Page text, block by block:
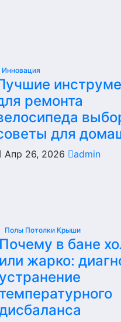
Инновация
ремонта
для
Апр 26, 2026 admin
Полы Потолки Крыши
Почему в бане
или жарко:
температурного